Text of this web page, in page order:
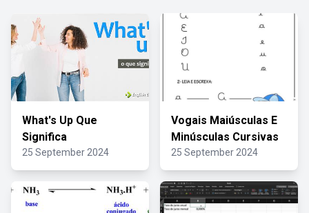
What's Up Que
Significa
25 September 2024
Vogais Maiúsculas E
Minúsculas Cursivas
25 September 2024